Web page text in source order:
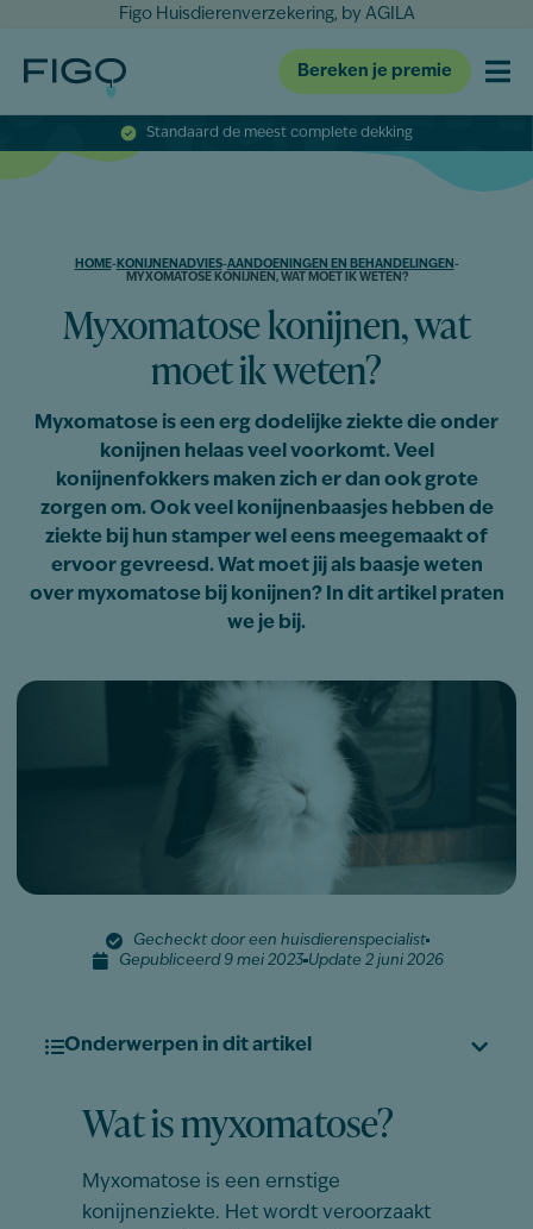
Figo Huisdierenverzekering, by AGILA
Bereken je premie
Standaard de meest complete dekking
HOME- KONIJNENADVIES-AANDOENINGEN EN BEHANDELINGEN -
MYXOMATOSE KONIJNEN, WAT MOET IK WETEN?
Myxomatose konijnen, wat
moet ik weten?
Myxomatose is een erg dodelijke ziekte die onder
konijnen helaas veel voorkomt. Veel
konijnenfokkers maken zich er dan ook grote
zorgen om. Ook veel konijnenbaasjes hebben de
ziekte bij hun stamper wel eens meegemaakt of
ervoor gevreesd. Wat moet jij als baasje weten
over myxomatose bij konijnen? In dit artikel praten
we je bij.
Gecheckt door een huisdierenspecialist
Gepubliceerd 9 mei 2023 Update 2 juni 2026
Onderwerpen in dit artikel
Wat is myxomatose?
Myxomatose is een ernstige
konijnenziekte. Het wordt veroorzaakt